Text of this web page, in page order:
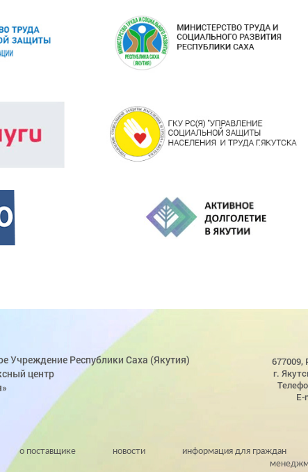
Учреждение Республики Саха (Якутия)
центр
677009,
г.
E-
о поставщике новости информация для граждан